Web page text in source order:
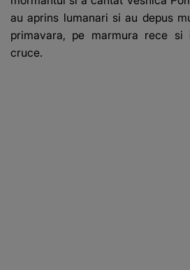
au aprins lumanari si au depus
primavara, pe marmura rece si
cruce.